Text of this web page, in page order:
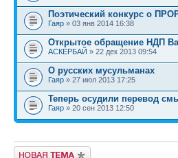
Поэтический конкурс о
Гаяр » 03 янв 2014 16:38
Открытое обращение НДП
АСКЕРБАЙ » 22 дек 2013 09:54
О русских мусульманах
Гаяр » 27 июл 2013 17:25
Теперь осудили перевод
Гаяр » 20 сен 2013 12:50
Новая тема